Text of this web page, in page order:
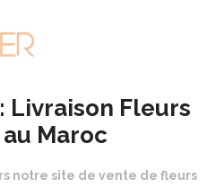
Livraison Fleurs
Maroc
notre site de vente de fleurs